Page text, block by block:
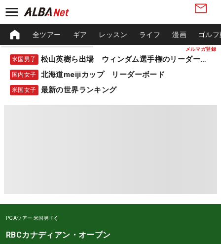
メルマガ登録
全ツアー ギア レッスン ライフ 漫画 ゴル
米国男子 松山英樹ら出場 ウィンダム選手権のリーダーボード
国内女子 北海道meijiカップ リーダーボード
米国女子 最新の世界ランキング
PGAツアー 米国男子
RBCカナディアン・オープン